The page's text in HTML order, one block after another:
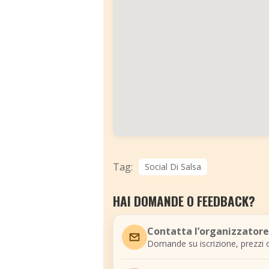
Tag: Social Di Salsa
HAI DOMANDE O FEEDBACK?
Contatta l’organizzatore
Domande su iscrizione, prezzi